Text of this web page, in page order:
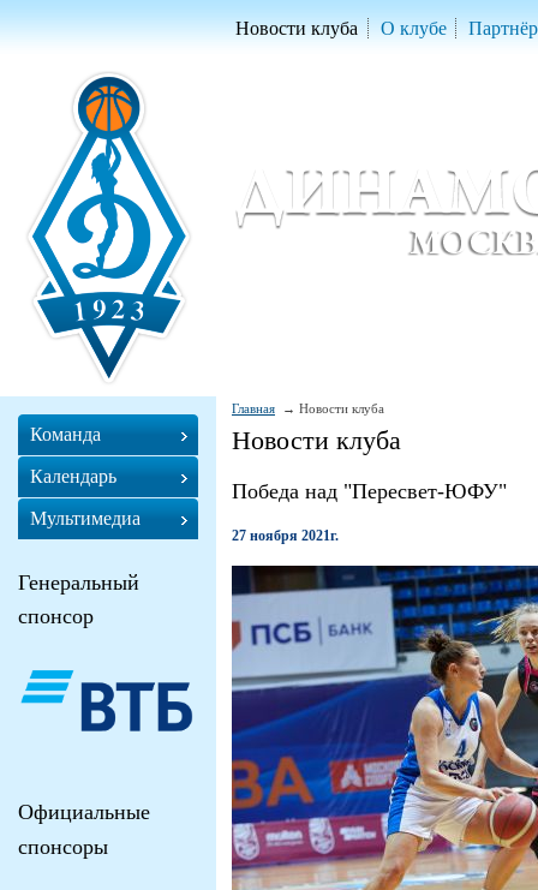
Новости клуба О клубе
Главная Новости клуба
Новости клуба
Победа над "Пересвет-ЮФУ"
27 ноября 2021г.
Команда
Календарь
Мультимедиа
Генеральный
спонсор
Официальные
спонсоры